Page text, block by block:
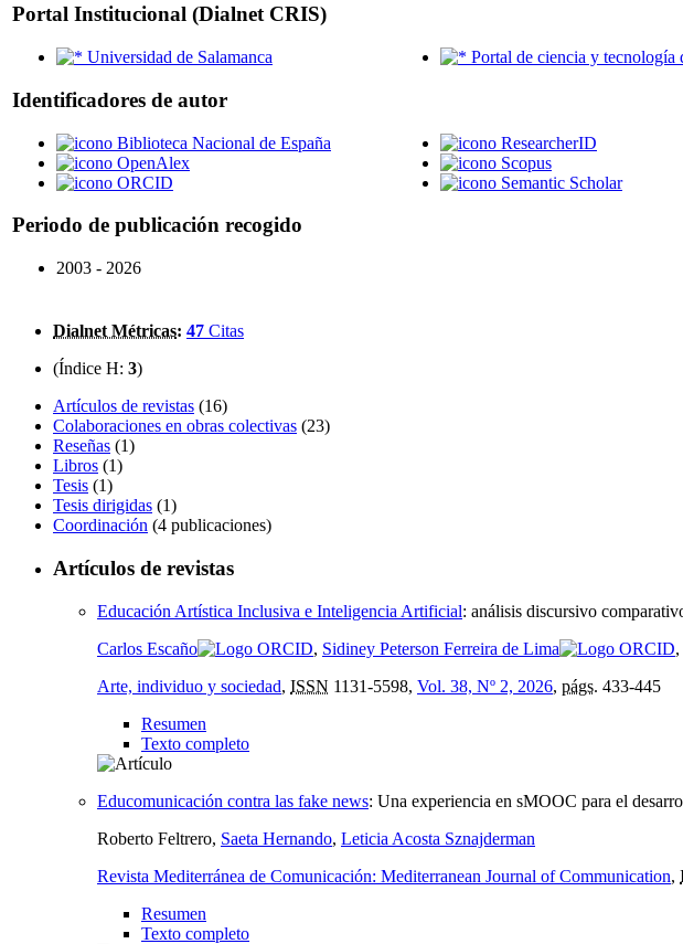
Portal Institucional (Dialnet CRIS)
Universidad de Salamanca Portal de ciencia y tecnología
Identificadores de autor
Biblioteca Nacional de España
OpenAlex
ORCID
ResearcherID
Scopus
Semantic Scholar
Periodo de publicación recogido
2003 - 2026
Dialnet Métricas: 47 Citas
(Índice H: 3)
Artículos de revistas (16)
Colaboraciones en obras colectivas (23)
Reseñas (1)
Libros (1)
Tesis (1)
Tesis dirigidas (1)
Coordinación (4 publicaciones)
Artículos de revistas
Educación Artística Inclusiva e Inteligencia Artificial: análisis discursivo
Carlos Escaño
, Sidiney Peterson Ferreira de Lima
Arte, individuo y sociedad, ISSN 1131-5598, Vol. 38, Nº 2, 2026, págs. 433-445
Resumen
Texto completo
Educomunicación contra las fake news: Una experiencia en sMOOC para el
Roberto Feltrero, Saeta Hernando, Leticia Acosta Sznajderman
Revista Mediterránea de Comunicación: Mediterranean Journal of Communication,
Resumen
Texto completo